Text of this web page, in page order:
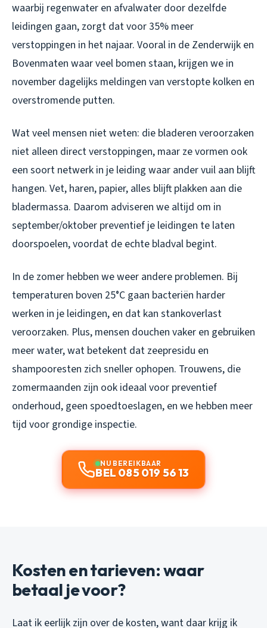
waarbij regenwater en afvalwater door dezelfde
leidingen gaan, zorgt dat voor 35% meer
verstoppingen in het najaar. Vooral in de Zenderwijk en
Bovenmaten waar veel bomen staan, krijgen we in
november dagelijks meldingen van verstopte kolken en
overstromende putten.
Wat veel mensen niet weten: die bladeren veroorzaken
niet alleen direct verstoppingen, maar ze vormen ook
een soort netwerk in je leiding waar ander vuil aan blijft
hangen. Vet, haren, papier, alles blijft plakken aan die
bladermassa. Daarom adviseren we altijd om in
september/oktober preventief je leidingen te laten
doorspoelen, voordat de echte bladval begint.
In de zomer hebben we weer andere problemen. Bij
temperaturen boven 25°C gaan bacteriën harder
werken in je leidingen, en dat kan stankoverlast
veroorzaken. Plus, mensen douchen vaker en gebruiken
meer water, wat betekent dat zeepresidu en
shampooresten zich sneller ophopen. Trouwens, die
zomermaanden zijn ook ideaal voor preventief
onderhoud, geen spoedtoeslagen, en we hebben meer
tijd voor grondige inspectie.
NU BEREIKBAAR
BEL 085 019 56 13
Kosten en tarieven: waar
betaal je voor?
Laat ik eerlijk zijn over de kosten, want daar krijg ik